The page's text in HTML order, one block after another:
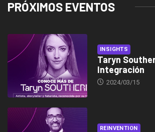
PRÓXIMOS EVENTOS
INSIGHTS
Taryn
Integración
2024/03/15
REINVENTION